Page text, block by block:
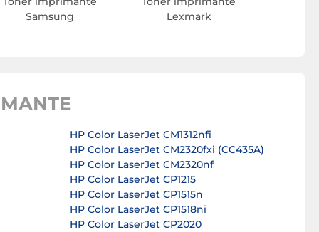
Samsung
Lexmark
HP Color LaserJet CM1312nfi
HP Color LaserJet CM2320fxi (CC435A)
HP Color LaserJet CM2320nf
HP Color LaserJet CP1215
HP Color LaserJet CP1515n
HP Color LaserJet CP1518ni
HP Color LaserJet CP2020